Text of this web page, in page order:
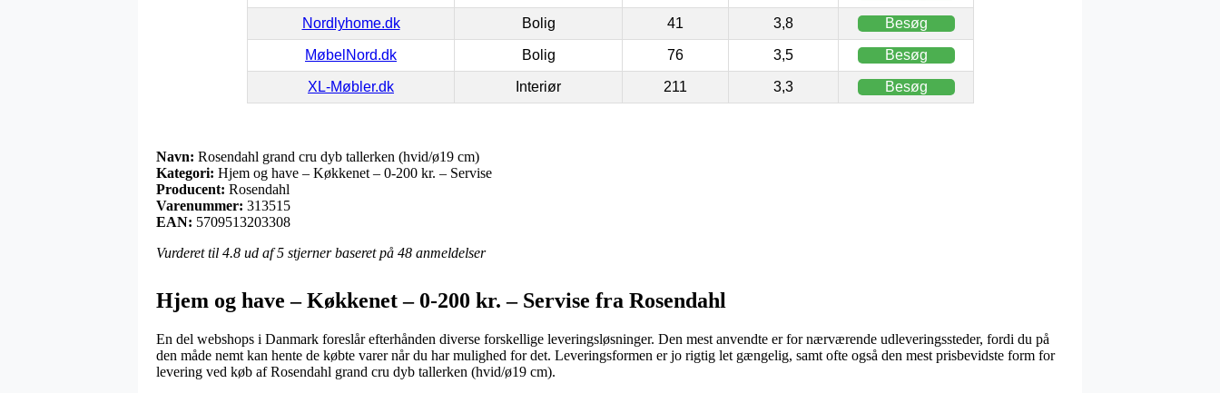
Nordlyhome.dk Bolig 41 3,8 Besøg
MøbelNord.dk Bolig 76 3,5 Besøg
XL-Møbler.dk Interiør 211 3,3 Besøg
Navn: Rosendahl grand cru dyb tallerken (hvid/ø19 cm)
Kategori: Hjem og have – Køkkenet – 0-200 kr. – Servise
Producent: Rosendahl
Varenummer: 313515
EAN: 5709513203308
Vurderet til 4.8 ud af 5 stjerner baseret på 48 anmeldelser
Hjem og have – Køkkenet – 0-200 kr. – Servise fra Rosendahl
En del webshops i Danmark foreslår efterhånden diverse forskellige leveringsløsninger. Den mest anvendte er for nærværende udleveringssteder, fordi du på
den måde nemt kan hente de købte varer når du har mulighed for det. Leveringsformen er jo rigtig let gængelig, samt ofte også den mest prisbevidste form for
levering ved køb af Rosendahl grand cru dyb tallerken (hvid/ø19 cm).